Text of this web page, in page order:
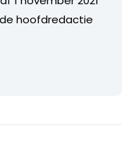
de hoofdredactie